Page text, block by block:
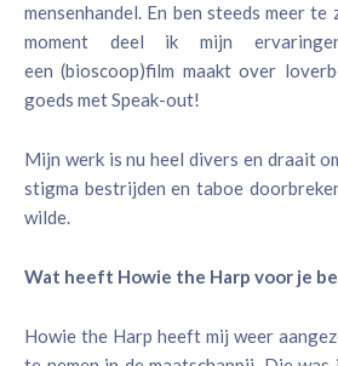
mensenhandel. En ben steeds meer
moment deel ik mijn
een (bioscoop)film maakt over
goeds met Speak-out!
Mijn werk is nu heel divers en draait
stigma bestrijden en taboe
wilde.
Wat heeft Howie the Harp voor je
Howie the Harp heeft mij weer